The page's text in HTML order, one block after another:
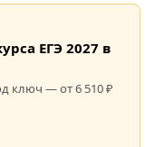
ЕГЭ 2027 в
ключ — от 6 510 ₽